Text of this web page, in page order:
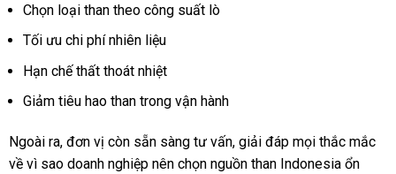
Chọn loại than theo công suất lò
Tối ưu chi phí nhiên liệu
Hạn chế thất thoát nhiệt
Giảm tiêu hao than trong vận hành
Ngoài ra, đơn vị còn sẵn sàng tư vấn, giải đáp mọi thắc mắc
về vì sao doanh nghiệp nên chọn nguồn than Indonesia ổn